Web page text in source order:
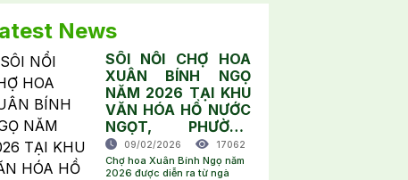
News
SÔI NỔI CHỢ HOA
XUÂN BÍNH NGỌ
NĂM 2026 TẠI KHU
VĂN HÓA HỒ NƯỚC
NGỌT, PHƯỜNG
SÓC TRĂNG
09/02/2026 17062
Chợ hoa Xuân Bính Ngọ năm
2026 được diễn ra từ ngà